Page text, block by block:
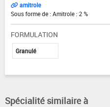
amitrole
Sous forme de : Amitrole : 2 %
FORMULATION
Granulé
Spécialité similaire à